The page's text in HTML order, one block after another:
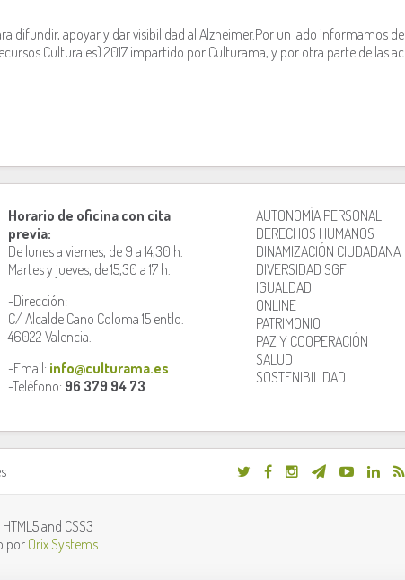
difundir, apoyar y dar visibilidad al Alzheimer.Por un lado informamos del
Culturales) 2017 impartido por Culturama, y por otra parte de las
Horario de oficina con cita
previa:
De lunes a viernes, de 9 a 14,30 h.
Martes y jueves, de 15,30 a 17 h.
-Dirección:
C/ Alcalde Cano Coloma 15 entlo.
46022 Valencia.
-Email: info@culturama.es
-Teléfono: 96 379 94 73
AUTONOMÍA PERSONAL
DERECHOS HUMANOS
DINAMIZACIÓN CIUDADANA
DIVERSIDAD SGF
IGUALDAD
ONLINE
PATRIMONIO
PAZ Y COOPERACIÓN
SALUD
SOSTENIBILIDAD
and CSS3
por Orix Systems